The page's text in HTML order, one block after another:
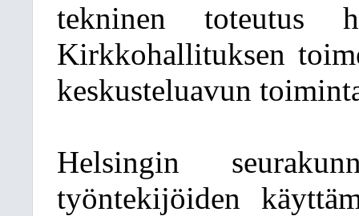
tekninen toteutus
Kirkkohallituksen
keskusteluavun
Helsingin
työntekijöiden